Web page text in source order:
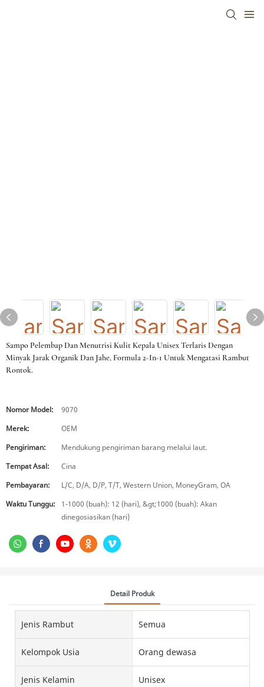
Sampo Pelembap Dan Menutrisi Kulit Kepala Unisex Terlaris Dengan
Minyak Jarak Organik Dan Jahe, Formula 2-In-1 Untuk Mengatasi Rambut
Rontok.
Nomor Model:
9070
Merek:
OEM
Pengiriman:
Mendukung pengiriman barang melalui laut.
Tempat Asal:
Cina
Pembayaran:
L/C, D/A, D/P, T/T, Western Union, MoneyGram, OA
Waktu Tunggu:
1-1000 (buah): 12 (hari), &gt;1000 (buah): Akan
dinegosiasikan (hari)
Detail Produk
Jenis Rambut Semua
Kelompok Usia Orang dewasa
Jenis Kelamin Unisex